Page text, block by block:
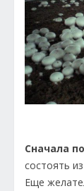
Сначала
состоять
Еще